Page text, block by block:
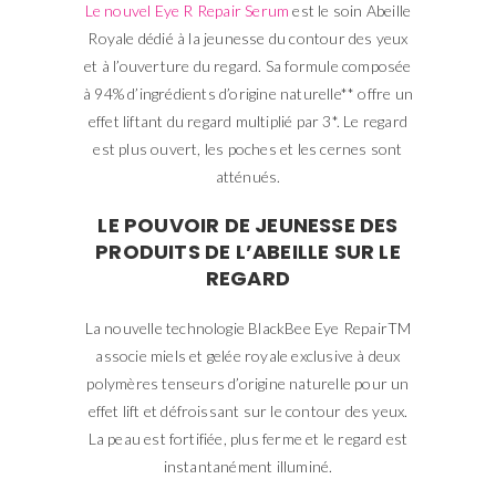
Le nouvel Eye R Repair Serum est le soin Abeille
Royale dédié à la jeunesse du contour des yeux
et à l’ouverture du regard. Sa formule composée
à 94% d’ingrédients d’origine naturelle** offre un
effet liftant du regard multiplié par 3*. Le regard
est plus ouvert, les poches et les cernes sont
atténués.
LE POUVOIR DE JEUNESSE DES
PRODUITS DE L’ABEILLE SUR LE
REGARD
La nouvelle technologie BlackBee Eye RepairTM
associe miels et gelée royale exclusive à deux
polymères tenseurs d’origine naturelle pour un
effet lift et défroissant sur le contour des yeux.
La peau est fortifiée, plus ferme et le regard est
instantanément illuminé.